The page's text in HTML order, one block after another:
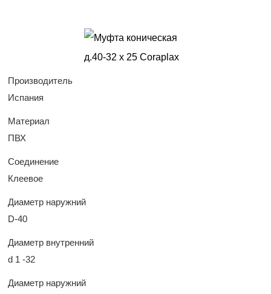
Производитель
Испания
Материал
ПВХ
Соединение
Клеевое
Диаметр наружний
D-40
Диаметр внутренний
d 1 -32
Диаметр наружний